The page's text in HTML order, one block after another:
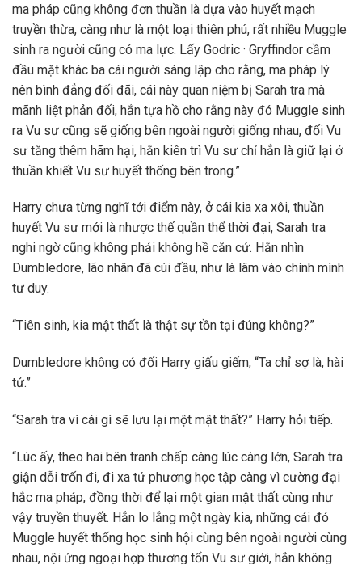
ma pháp cũng không đơn thuần là dựa vào huyết mạch
truyền thừa, càng như là một loại thiên phú, rất nhiều Muggle
sinh ra người cũng có ma lực. Lấy Godric · Gryffindor cầm
đầu mặt khác ba cái người sáng lập cho rằng, ma pháp lý
nên bình đẳng đối đãi, cái này quan niệm bị Sarah tra mà
mãnh liệt phản đối, hắn tựa hồ cho rằng này đó Muggle sinh
ra Vu sư cũng sẽ giống bên ngoài người giống nhau, đối Vu
sư tăng thêm hãm hại, hắn kiên trì Vu sư chỉ hẳn là giữ lại ở
thuần khiết Vu sư huyết thống bên trong.”
Harry chưa từng nghĩ tới điểm này, ở cái kia xa xôi, thuần
huyết Vu sư mới là nhược thế quần thể thời đại, Sarah tra
nghi ngờ cũng không phải không hề căn cứ. Hắn nhìn
Dumbledore, lão nhân đã cúi đầu, như là lâm vào chính mình
tư duy.
“Tiên sinh, kia mật thất là thật sự tồn tại đúng không?”
Dumbledore không có đối Harry giấu giếm, “Ta chỉ sợ là, hài
tử.”
“Sarah tra vì cái gì sẽ lưu lại một mật thất?” Harry hỏi tiếp.
“Lúc ấy, theo hai bên tranh chấp càng lúc càng lớn, Sarah tra
giận dỗi trốn đi, đi xa tứ phương học tập càng vì cường đại
hắc ma pháp, đồng thời để lại một gian mật thất cùng như
vậy truyền thuyết. Hắn lo lắng một ngày kia, những cái đó
Muggle huyết thống học sinh hội cùng bên ngoài người cùng
nhau, nội ứng ngoại hợp thương tổn Vu sư giới, hắn không